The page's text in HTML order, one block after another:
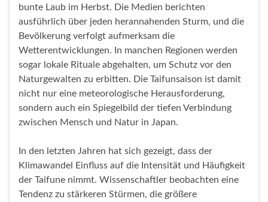
bunte Laub im Herbst. Die Medien berichten
ausführlich über jeden herannahenden Sturm, und die
Bevölkerung verfolgt aufmerksam die
Wetterentwicklungen. In manchen Regionen werden
sogar lokale Rituale abgehalten, um Schutz vor den
Naturgewalten zu erbitten. Die Taifunsaison ist damit
nicht nur eine meteorologische Herausforderung,
sondern auch ein Spiegelbild der tiefen Verbindung
zwischen Mensch und Natur in Japan.
In den letzten Jahren hat sich gezeigt, dass der
Klimawandel Einfluss auf die Intensität und Häufigkeit
der Taifune nimmt. Wissenschaftler beobachten eine
Tendenz zu stärkeren Stürmen, die größere